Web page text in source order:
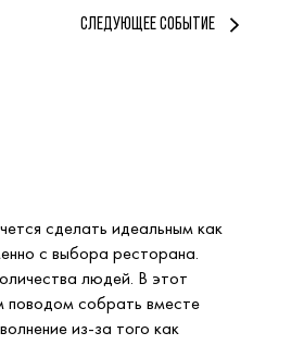
СЛЕДУЮЩЕЕ СОБЫТИЕ
сделать идеальным как
с выбора ресторана.
людей. В этот
поводом собрать вместе
из-за того как